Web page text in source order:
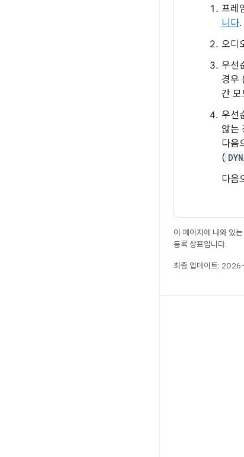
프레
니다.
오디
우선
경우
간 모
우선
않는
다음
(
다음
이 페이지에 나와 있
등록 상표입니다.
최종 업데이트: